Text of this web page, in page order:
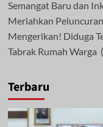
Semangat Baru dan
Meriahkan
Mengerikan! Diduga
Tabrak Rumah Warga
Terbaru